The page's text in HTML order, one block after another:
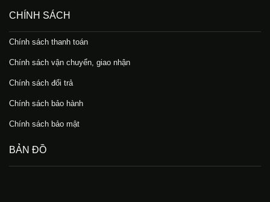
CHÍNH SÁCH
Chính sách thanh toán
Chính sách vận chuyển, giao nhận
Chính sách đổi trả
Chính sách bảo hành
Chính sách bảo mật
BẢN ĐỒ